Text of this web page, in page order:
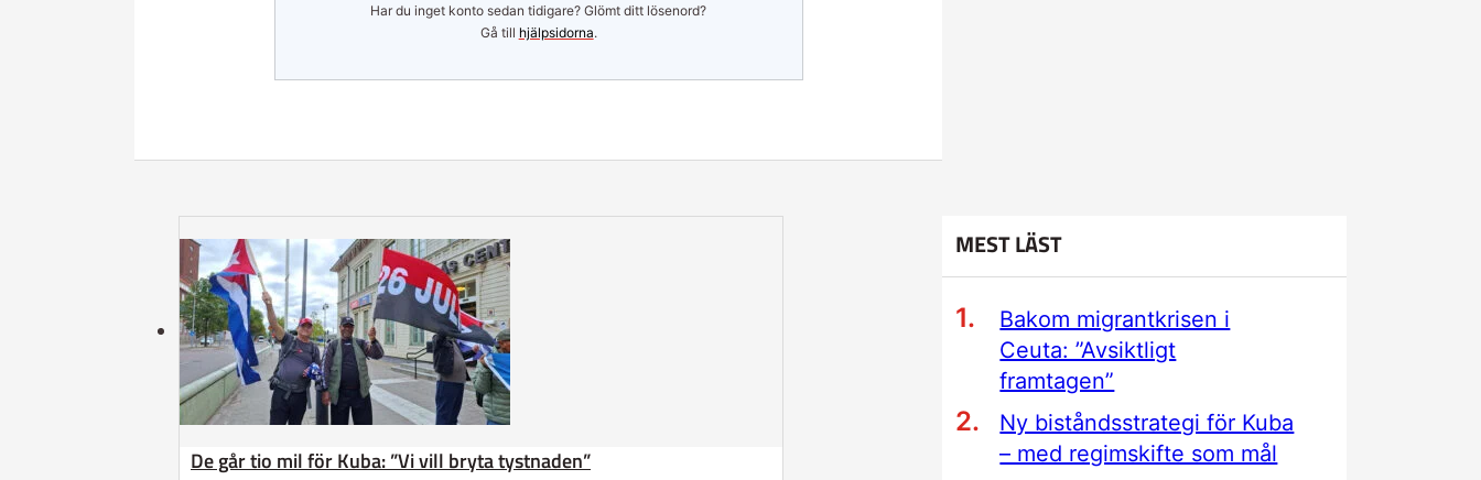
Har du inget konto sedan tidigare? Glömt ditt lösenord?
Gå till hjälpsidorna.
De går tio mil för Kuba: ”Vi vill bryta tystnaden”
MEST LÄST
Bakom migrantkrisen i
Ceuta: ”Avsiktligt
framtagen”
Ny biståndsstrategi för Kuba
– med regimskifte som mål